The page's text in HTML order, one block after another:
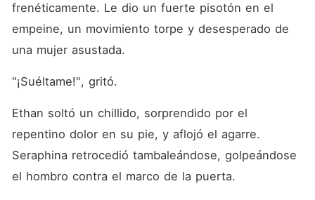
frenéticamente. Le dio un fuerte pisotón en el
empeine, un movimiento torpe y desesperado de
una mujer asustada.
"¡Suéltame!", gritó.
Ethan soltó un chillido, sorprendido por el
repentino dolor en su pie, y aflojó el agarre.
Seraphina retrocedió tambaleándose, golpeándose
el hombro contra el marco de la puerta.